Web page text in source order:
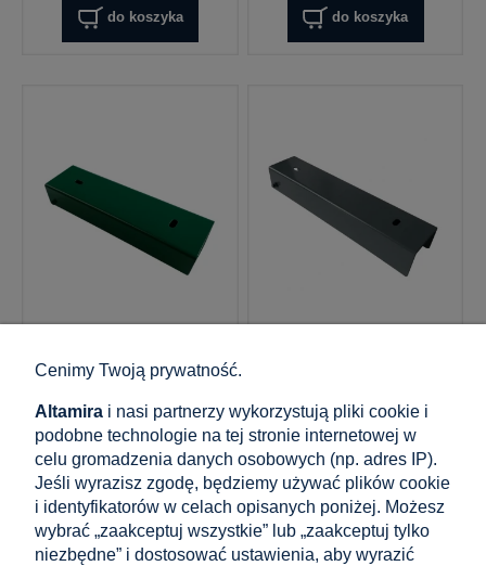
do koszyka do koszyka
uchwyt do podmurówki
4,82 zł
zawiera 23% VAT, bez kosztów
dostawy
Cena netto:3,92 zł
5,51 zł
zawiera 23% VAT, bez kosztów
dostawy
Cena netto:4,48 zł
Cenimy Twoją prywatność.
Altamira i nasi partnerzy wykorzystują pliki cookie i
podobne technologie na tej stronie internetowej w
celu gromadzenia danych osobowych (np. adres IP).
Jeśli wyrazisz zgodę, będziemy używać plików cookie
i identyfikatorów w celach opisanych poniżej. Możesz
wybrać „zaakceptuj wszystkie” lub „zaakceptuj tylko
niezbędne” i dostosować ustawienia, aby wyrazić